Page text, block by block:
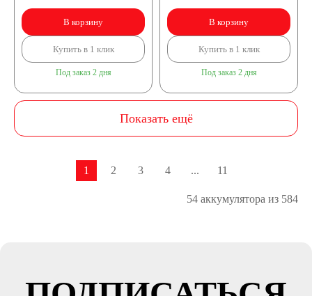
В корзину
Купить в 1 клик
Под заказ 2 дня
В корзину
Купить в 1 клик
Под заказ 2 дня
Показать ещё
1 2 3 4 ... 11
54 аккумулятора из 584